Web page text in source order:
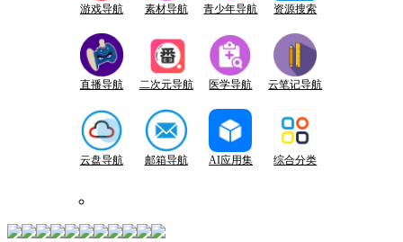
游戏导航 素材导航 青少年导航 资源搜索
直播导航 二次元导航 医学导航 云笔记导航
云盘导航 邮箱导航 AI应用集 综合分类